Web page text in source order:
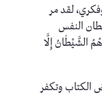
لقد مر
النفس
الشَّيْطَانُ إِلَّا
الكتاب وتكفر